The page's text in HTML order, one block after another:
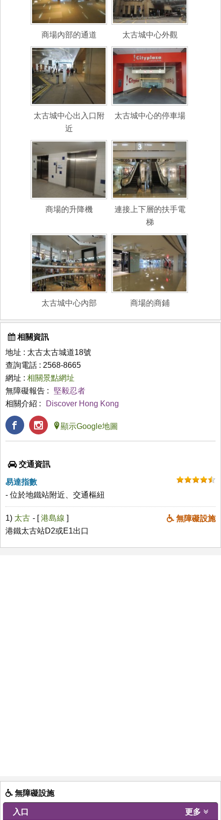
商場內部的通道 太古城中心外觀
太古城中心出入口附
近
太古城中心的停車場
商場的升降機
連接上下層的扶手電
梯
太古城中心內部 商場的商鋪
相關資訊
地址 : 太古太古城道18號
查詢電話 : 2568-8665
網址 : 相關景點網址
無障礙報告 :
堅毅忍者
相關介紹 :
Discover Hong Kong
顯示Google地圖
交通資訊
易達指數
- 位於地鐵站附近、交通樞紐
1) 太古 無障礙設施
- [港島線 ]
港鐵太古站D2或E1出口
無障礙設施
入口 更多